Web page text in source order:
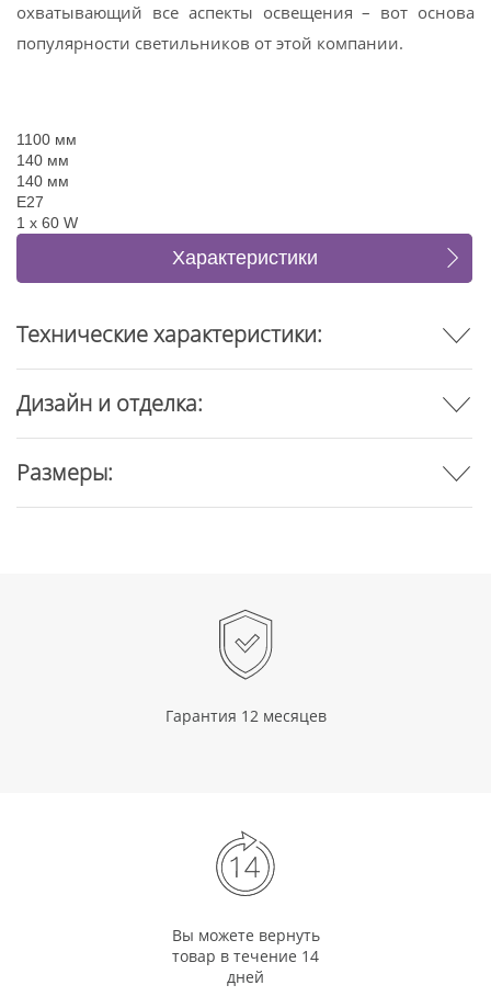
охватывающий все аспекты освещения – вот основа
популярности светильников от этой компании.
1100 мм
140 мм
140 мм
E27
1 x 60 W
Характеристики
Отзывы
Технические характеристики:
Дизайн и отделка:
Размеры:
Гарантия 12 месяцев
Вы можете вернуть
товар в течение 14
дней